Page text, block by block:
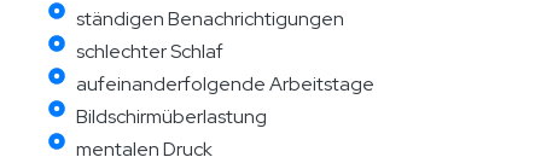
ständigen Benachrichtigungen
schlechter Schlaf
aufeinanderfolgende Arbeitstage
Bildschirmüberlastung
mentalen Druck